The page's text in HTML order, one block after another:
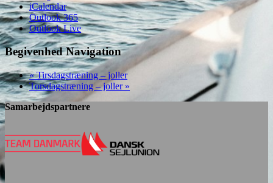
iCalendar
Outlook 365
Outlook Live
Begivenhed Navigation
«Tirsdagstræning – joller
Torsdagstræning – joller »
Samarbejdspartnere